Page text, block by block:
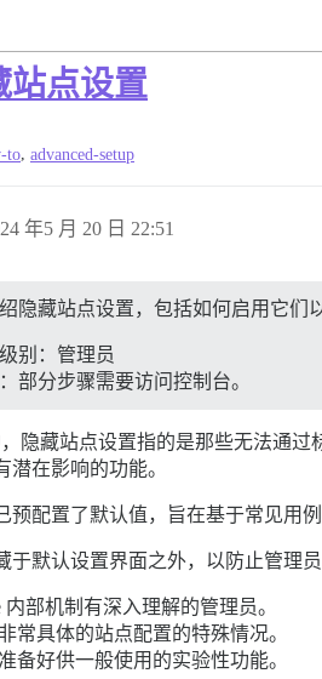
站点设置
to, advanced-setup
年5 月 20 日 22:51
隐藏站点设置，包括如何启用它们
别：管理员
部分步骤需要访问控制台。
，隐藏站点设置指的是那些无法通
潜在影响的功能。
预配置了默认值，旨在基于常见用
于默认设置界面之外，以防止管理
内部机制有深入理解的管理员。
常具体的站点配置的特殊情况。
备好供一般使用的实验性功能。